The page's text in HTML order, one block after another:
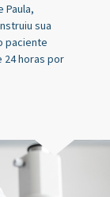
Paula,
sua
paciente
24 horas por